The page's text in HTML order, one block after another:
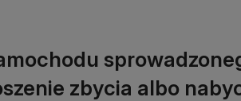
zbycia albo